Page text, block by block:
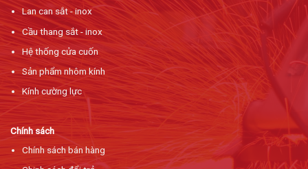
Lan can sắt - inox
Cầu thang sắt - inox
Hệ thống cửa cuốn
Sản phẩm nhôm kính
Kính cường lực
Chính sách
Chính sách bán hàng